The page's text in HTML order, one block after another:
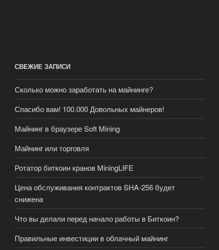
СВЕЖИЕ ЗАПИСИ
Сколько можно заработать на майнинге?
Спасибо вам! 100.000 Довольных майнеров!
Майнинг в браузере Soft Mining
Майнинг или торговля
Ротатор биткоин кранов MiningLIFE
Цена обслуживания контрактов SHA-256 будет
снижена
Что вы делали перед начало работы в Биткоин?
Правильные инвестиции в облачный майнинг